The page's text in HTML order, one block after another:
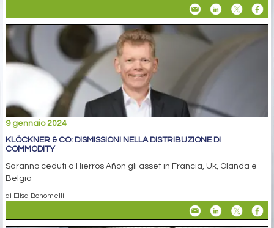
9 gennaio 2024
KLÖCKNER & CO: DISMISSIONI NELLA DISTRIBUZIONE DI
COMMODITY
Saranno ceduti a Hierros Añon gli asset in Francia, Uk, Olanda e
Belgio
di Elisa Bonomelli